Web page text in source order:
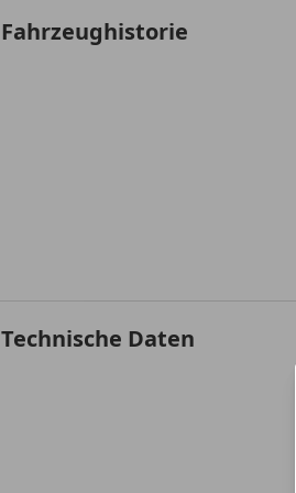
Fahrzeughistorie
Technische Daten